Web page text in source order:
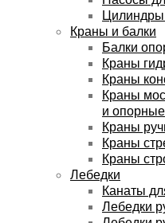
Краны и балки
Балки
Краны
Краны
Краны
и опорные
Краны
Краны
Краны
Лебедки
Канаты
Лебедки